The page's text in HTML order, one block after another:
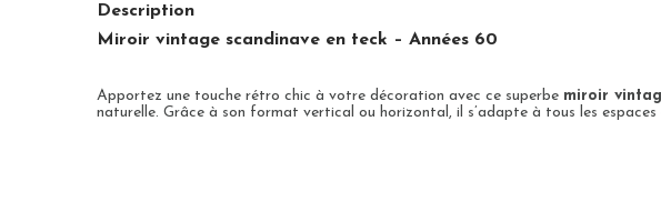
Description
Miroir vintage scandinave en teck – Années 60
Apportez une touche rétro chic à votre décoration avec ce superbe miroir
naturelle. Grâce à son format vertical ou horizontal, il s’adapte à tous les espaces